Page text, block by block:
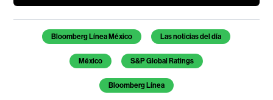
Temas de este artículo
Bloomberg Línea México Las noticias del día
México S&P Global Ratings
Bloomberg Línea